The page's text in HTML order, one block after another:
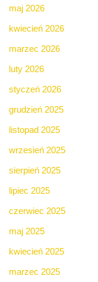
maj 2026
kwiecień 2026
marzec 2026
luty 2026
styczeń 2026
grudzień 2025
listopad 2025
wrzesień 2025
sierpień 2025
lipiec 2025
czerwiec 2025
maj 2025
kwiecień 2025
marzec 2025